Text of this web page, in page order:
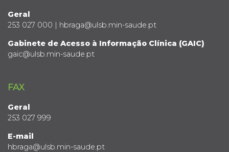
Geral
253 027 000 | hbraga@ulsb.min-saude.pt
Gabinete de Acesso à Informação Clínica (GAIC)
gaic@ulsb.min-saude.pt
FAX
Geral
253 027 999
E-mail
hbraga@ulsb.min-saude.pt